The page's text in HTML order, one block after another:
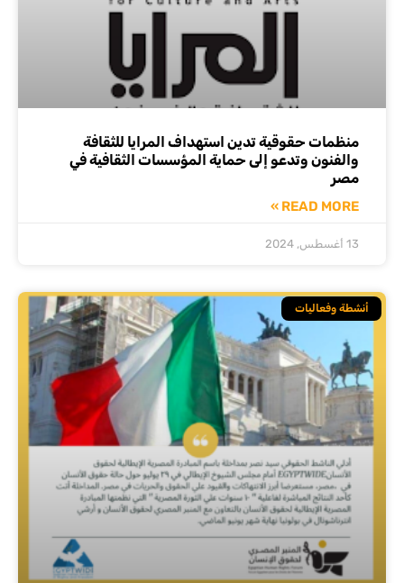
منظمات حقوقية تدين استهداف المرايا للثقافة
والفنون وتدعو إلى حماية المؤسسات الثقافية في
مصر
READ MORE »
13 أغسطس, 2024
أنشطة وفعاليات